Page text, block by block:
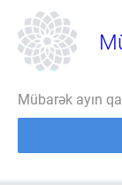
Mübarək ayın